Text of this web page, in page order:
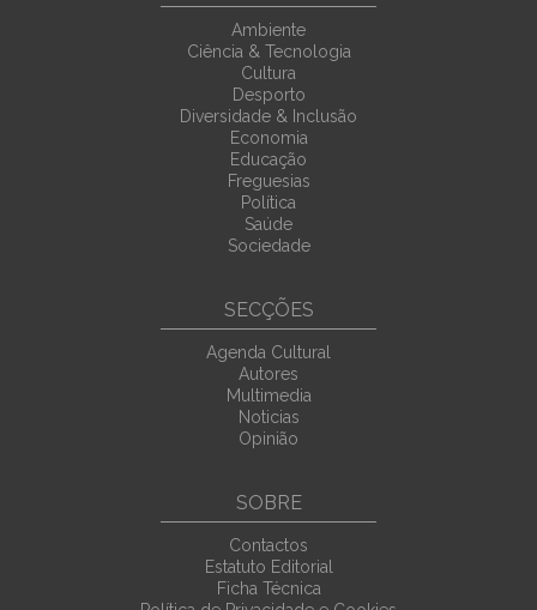
Ambiente
Ciência & Tecnologia
Cultura
Desporto
Diversidade & Inclusão
Economia
Educação
Freguesias
Política
Saúde
Sociedade
SECÇÕES
Agenda Cultural
Autores
Multimedia
Noticias
Opinião
SOBRE
Contactos
Estatuto Editorial
Ficha Técnica